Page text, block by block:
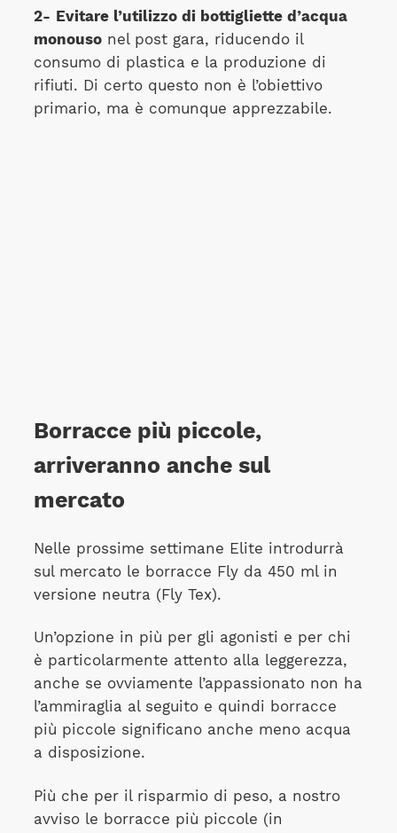
2- Evitare l’utilizzo di bottigliette d’acqua
monousonel post gara, riducendo il
consumo di plastica e la produzione di
rifiuti. Di certo questo non è l’obiettivo
primario, ma è comunque apprezzabile.
Borracce più piccole,
arriveranno anche sul
mercato
Nelle prossime settimane Elite introdurrà
sul mercato le borracce Fly da 450 ml in
versione neutra (Fly Tex).
Un’opzione in più per gli agonisti e per chi
è particolarmente attento alla leggerezza,
anche se ovviamente l’appassionato non ha
l’ammiraglia al seguito e quindi borracce
più piccole significano anche meno acqua
a disposizione.
Più che per il risparmio di peso, a nostro
avviso le borracce più piccole (in